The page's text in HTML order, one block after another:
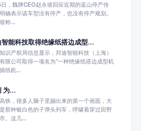
，魏牌CEO赵永坡回应近期的蓝山停产传
确表示该车型没有停产，也没有停产规划。
称...
智能科技取得绝缘纸搭边成型...
识产权局信息显示，邦迪智能科技（上海）
限公司取得一项名为“一种绝缘纸搭边成型机
纸机...
为...
铁，很多人脑子里蹦出来的第一个画面，大
那种银白色的子弹头列车，呼啸着穿过田野
。这几...